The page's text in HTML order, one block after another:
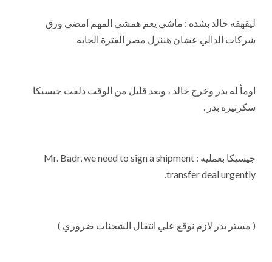
ليقهقه خالد بشده : ماشي يعم همشي المهم امضي ورق
شركات الدالي عشان هننزل مصر الفترة الجايه
اومأ له بدر وخرج خالد ، وبعد قليل من الوقت دلفت جيسيكا
سكرتيره بدر .
جيسيكا بعمليه : Mr. Badr, we need to sign a shipment
transfer deal urgently.
( مستر بدر لازم نوقع علي انتقال الشحنات ضروري )